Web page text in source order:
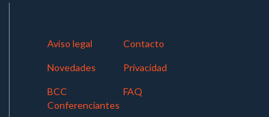
Aviso legal Contacto
Novedades Privacidad
BCC
Conferenciantes
FAQ